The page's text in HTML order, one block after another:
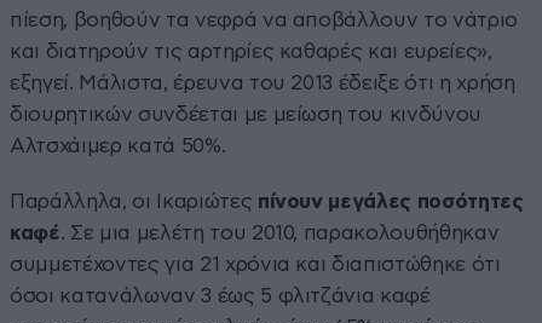
πίεση, βοηθούν τα νεφρά να αποβάλλουν το νάτριο
και διατηρούν τις αρτηρίες καθαρές και ευρείες»,
εξηγεί. Μάλιστα, έρευνα του 2013 έδειξε ότι η χρήση
διουρητικών συνδέεται με μείωση του κινδύνου
Αλτσχάιμερ κατά 50%.
Παράλληλα, οι Ικαριώτες πίνουν μεγάλες ποσότητες
καφέ. Σε μια μελέτη του 2010, παρακολουθήθηκαν
συμμετέχοντες για 21 χρόνια και διαπιστώθηκε ότι
όσοι κατανάλωναν 3 έως 5 φλιτζάνια καφέ